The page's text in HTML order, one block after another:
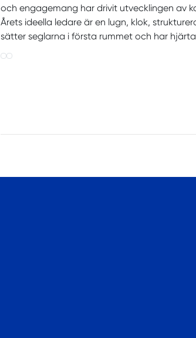
och engagemang har drivit utvecklingen av
Årets ideella ledare är en lugn, klok,
sätter seglarna i första rummet och har